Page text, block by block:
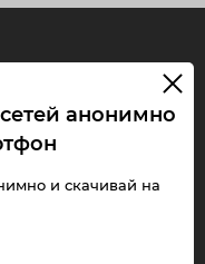
и
без
анонимно
и скачивай на